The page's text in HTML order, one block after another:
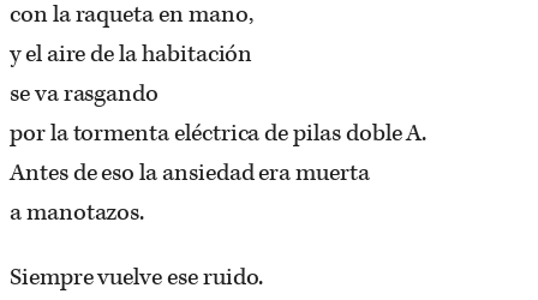
con la raqueta en mano,
y el aire de la habitación
se va rasgando
por la tormenta eléctrica de pilas doble A.
Antes de eso la ansiedad era muerta
a manotazos.
Siempre vuelve ese ruido.